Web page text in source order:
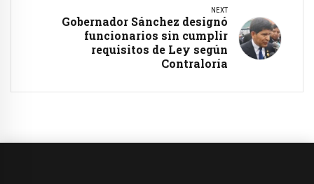
NEXT
Gobernador Sánchez designó
funcionarios sin cumplir
requisitos de Ley según
Contraloría